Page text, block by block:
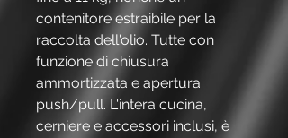
contenitore estraibile per la
raccolta dell'olio. Tutte con
funzione di chiusura
ammortizzata e apertura
push/pull. L'intera cucina,
cerniere e accessori inclusi, è